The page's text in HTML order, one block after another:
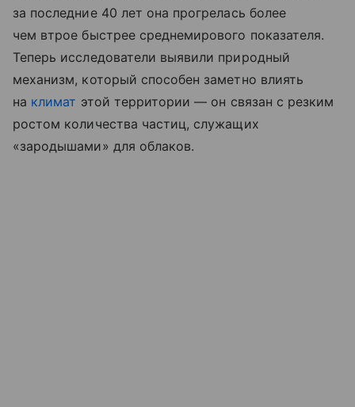
за последние 40 лет она прогрелась более
чем втрое быстрее среднемирового показателя.
Теперь исследователи выявили природный
механизм, который способен заметно влиять
на климат этой территории — он связан с резким
ростом количества частиц, служащих
«зародышами» для облаков.